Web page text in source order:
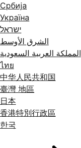
Србија
Україна
ישראל
الشرق الأوسط
المملكة العربية السعودية
ไทย
中华人民共和国
臺灣 地區
日本
香港特別行政區
한국